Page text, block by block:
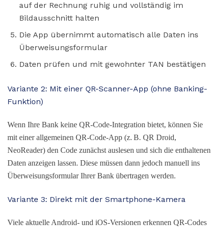
auf der Rechnung ruhig und vollständig im
Bildausschnitt halten
Die App übernimmt automatisch alle Daten ins
Überweisungsformular
Daten prüfen und mit gewohnter TAN bestätigen
Variante 2: Mit einer QR-Scanner-App (ohne Banking-
Funktion)
Wenn Ihre Bank keine QR-Code-Integration bietet, können Sie
mit einer allgemeinen QR-Code-App (z. B. QR Droid,
NeoReader) den Code zunächst auslesen und sich die enthaltenen
Daten anzeigen lassen. Diese müssen dann jedoch manuell ins
Überweisungsformular Ihrer Bank übertragen werden.
Variante 3: Direkt mit der Smartphone-Kamera
Viele aktuelle Android- und iOS-Versionen erkennen QR-Codes